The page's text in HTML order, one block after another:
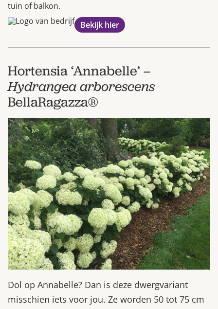
tuin of balkon.
Bekijk hier
Hortensia ‘Annabelle’ –
Hydrangea arborescens
BellaRagazza®
Dol op Annabelle? Dan is deze dwergvariant
misschien iets voor jou. Ze worden 50 tot 75 cm